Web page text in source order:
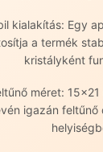
kialakítás: Egy
a termék
kristályként
méret:
igazán feltűnő